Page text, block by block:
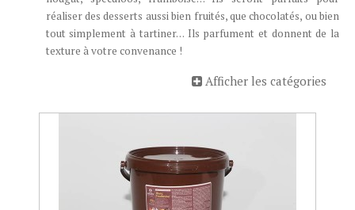
réaliser des desserts aussi bien fruités, que chocolatés, ou bien
tout simplement à tartiner… Ils parfument et donnent de la
texture à votre convenance !
Afficher les catégories